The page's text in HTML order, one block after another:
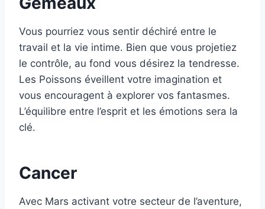
Vous pourriez vous sentir déchiré entre le
travail et la vie intime. Bien que vous projetiez
le contrôle, au fond vous désirez la tendresse.
Les Poissons éveillent votre imagination et
vous encouragent à explorer vos fantasmes.
L’équilibre entre l’esprit et les émotions sera la
clé.
Cancer
Avec Mars activant votre secteur de l’aventure,